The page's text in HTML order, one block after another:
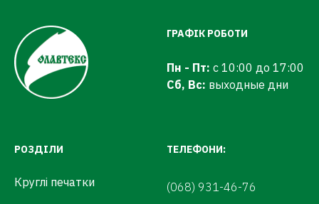
ГРАФІК РОБОТИ
Пн - Пт: с 10:00 до 17:00
Сб, Вс: выходные дни
РОЗДІЛИ
Круглі печатки
ТЕЛЕФОНИ:
(068) 931-46-76